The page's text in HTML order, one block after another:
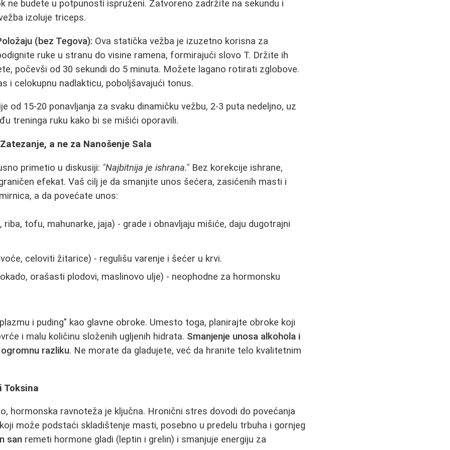
ne budete u potpunosti ispruženi. Zatvoreno zadržite na sekundu i
izoluje triceps.
(bez Tegova): Ova statička vežba je izuzetno korisna za
ruke u stranu do visine ramena, formirajući slovo T. Držite ih
počevši od 30 sekundi do 5 minuta. Možete lagano rotirati zglobove.
i celokupnu nadlakticu, poboljšavajući tonus.
od 15-20 ponavljanja za svaku dinamičku vežbu, 2-3 puta nedeljno, uz
treninga ruku kako bi se mišići oporavili.
a ne za Nanošenje Sala
primetio u diskusiji: "Najbitnija je ishrana." Bez korekcije ishrane,
efekat. Vaš cilj je da smanjite unos šećera, zasićenih masti i
a da povećate unos:
riba, tofu, mahunarke, jaja) - grade i obnavljaju mišiće, daju dugotrajni
celoviti žitarice) - regulišu varenje i šećer u krvi.
orašasti plodovi, maslinovo ulje) - neophodne za hormonsku
i puding" kao glavne obroke. Umesto toga, planirajte obroke koji
i malu količinu složenih ugljenih hidrata. Smanjenje unosa alkohola i
razliku. Ne morate da gladujete, već da hranite telo kvalitetnim
Toksina
hormonska ravnoteža je ključna. Hronični stres dovodi do povećanja
može podstaći skladištenje masti, posebno u predelu trbuha i gornjeg
san remeti hormone gladi (leptin i grelin) i smanjuje energiju za